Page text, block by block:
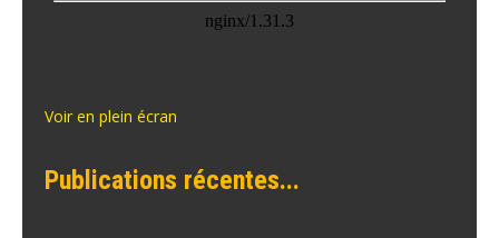
Voir en plein écran
Publications récentes...